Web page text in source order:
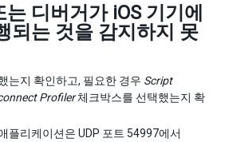
디버거가 iOS 기기에
되는 것을 감지하지 못
는지 확인하고, 필요한 경우 Script
Profiler체크박스를 선택했는지 확
플리케이션은 UDP 포트 54997에서